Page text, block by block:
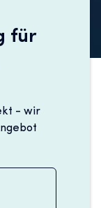
für
- wir